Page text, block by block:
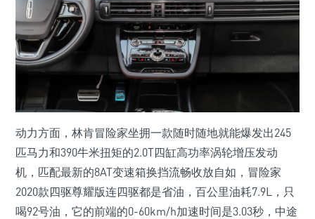
动力方面，林肯冒险家坐拥一款随时随地就能爆发出245
匹马力和390牛米扭矩的2.0T四缸高功率涡轮增压发动
机，匹配最新的8AT变速箱换挡流畅收放自如，冒险家
2020款四驱尊耀版连四驱都是省油，百公里油耗7.9L，只
喝92号油，它的前端的0-60km/h加速时间是3.03秒，中途